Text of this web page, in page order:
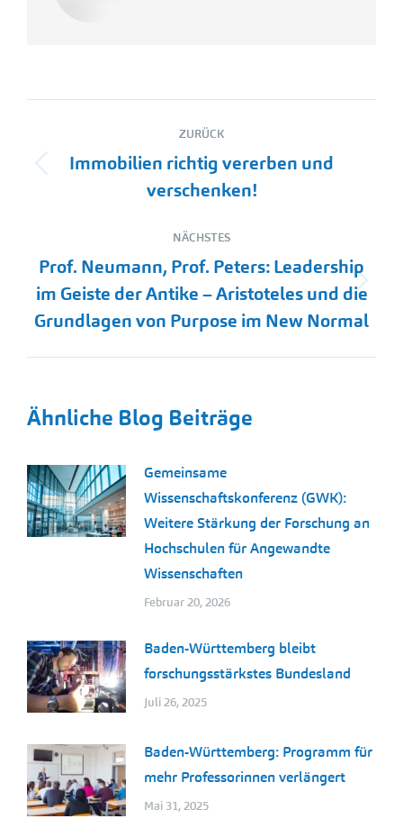
Kommentarnavigation
ZURÜCK
Vorheriger
Beitrag:
Immobilien richtig vererben und
verschenken!
NÄCHSTES
Nächster
Beitrag:
Prof. Neumann, Prof. Peters: Leadership
im Geiste der Antike – Aristoteles und die
Grundlagen von Purpose im New Normal
Ähnliche Blog Beiträge
Gemeinsame
Wissenschaftskonferenz (GWK):
Weitere Stärkung der Forschung an
Hochschulen für Angewandte
Wissenschaften
Februar 20, 2026
Baden-Württemberg bleibt
forschungsstärkstes Bundesland
Juli 26, 2025
Baden-Württemberg: Programm für
mehr Professorinnen verlängert
Mai 31, 2025